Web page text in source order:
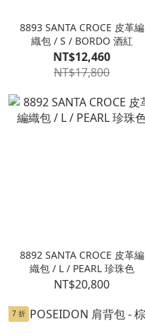
8893 SANTA CROCE 皮革編
織包 / S / BORDO 酒紅
NT$12,460
NT$17,800
8892 SANTA CROCE 皮革編
織包 / L / PEARL 珍珠色
NT$20,800
7 折